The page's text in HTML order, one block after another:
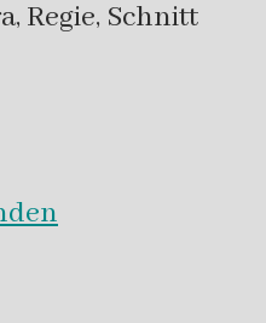
Regie, Schnitt